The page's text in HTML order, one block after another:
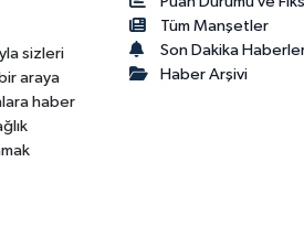
sizleri
araya
haber
Tüm Manşetler
Son Dakika
Haber Arşivi